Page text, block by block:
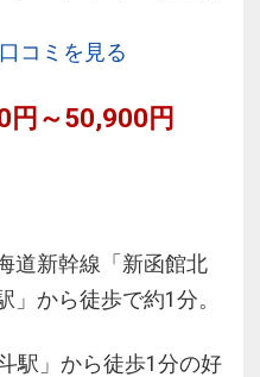
口コミを見る
円～50,900円
道新幹線「新函館北
」から徒歩で約1分。
駅」から徒歩1分の好